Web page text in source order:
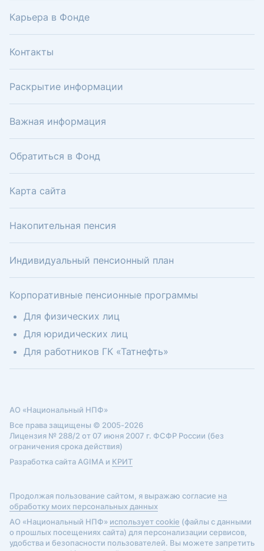
Карьера в Фонде
Контакты
Раскрытие информации
Важная информация
Обратиться в Фонд
Карта сайта
Накопительная пенсия
Индивидуальный пенсионный план
Корпоративные пенсионные программы
Для физических лиц
Для юридических лиц
Для работников ГК «Татнефть»
АО «Национальный НПФ»
Все права защищены © 2005-2026
Лицензия № 288/2 от 07 июня 2007 г. ФСФР России (без
ограничения срока действия)
Разработка сайта AGIMA и КРИТ
Продолжая пользование сайтом, я выражаю согласие на
обработку моих персональных данных
АО «Национальный НПФ» использует cookie (файлы с данными
о прошлых посещениях сайта) для персонализации сервисов,
удобства и безопасности пользователей. Вы можете запретить